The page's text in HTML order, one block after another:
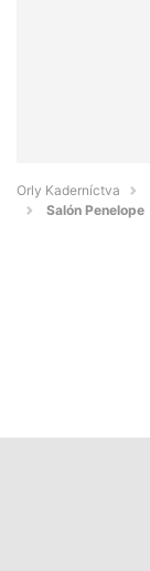
Orly Kaderníctva
Salón Penelope